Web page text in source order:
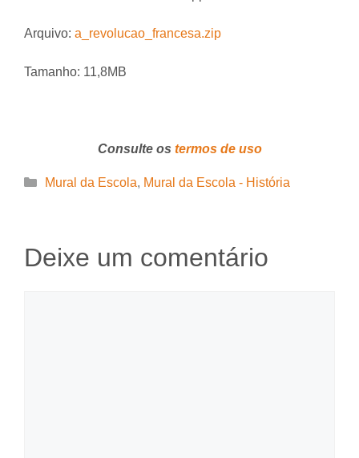
Arquivo: a_revolucao_francesa.zip
Tamanho: 11,8MB
Consulte os termos de uso
Categorias
Mural da Escola, Mural da Escola - História
Deixe um comentário